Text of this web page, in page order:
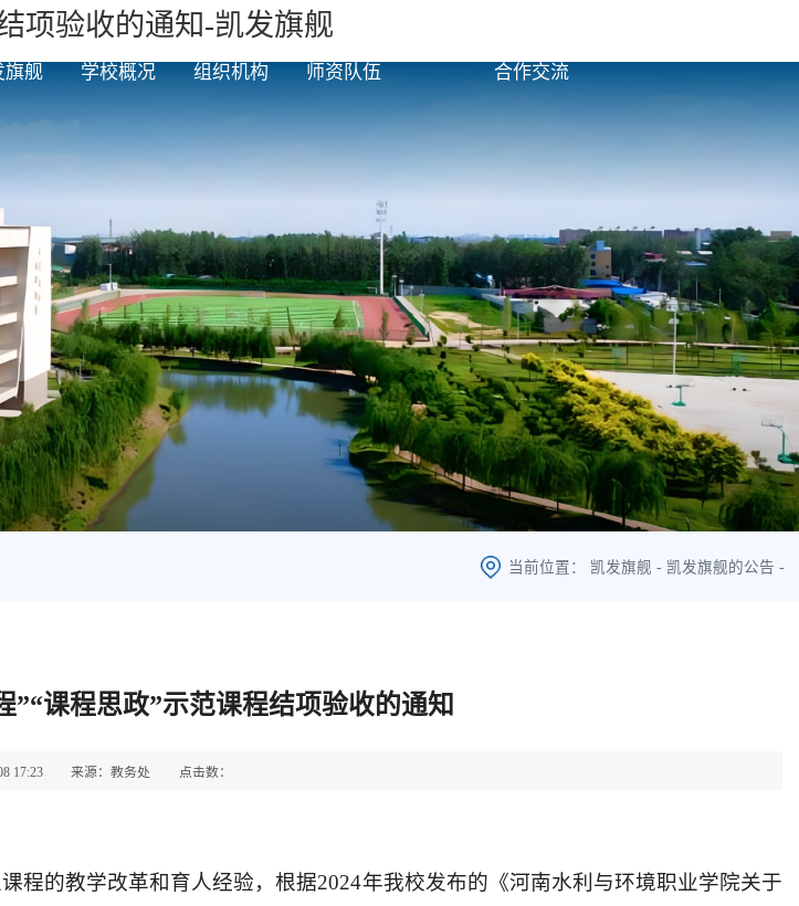
项验收的通知-凯发旗舰
旗舰 学校概况 组织机构 师资队伍 合作交流
当前位置： 凯发旗舰 - 凯发旗舰的公告 -
”“课程思政”示范课程结项验收的通知
17:23 来源：教务处 点击数：
程的教学改革和育人经验，根据2024年我校发布的《河南水利与环境职业学院关于